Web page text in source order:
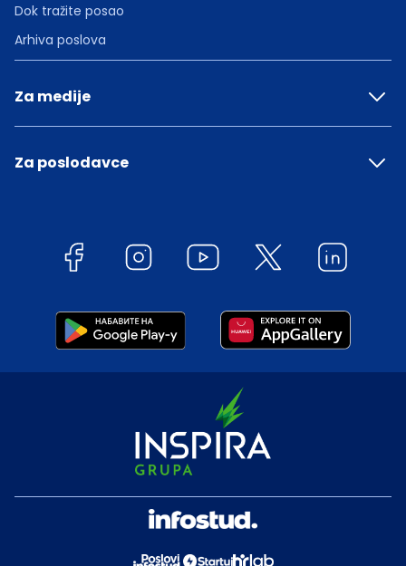
Dok tražite posao
Arhiva poslova
Za medije
Za poslodavce